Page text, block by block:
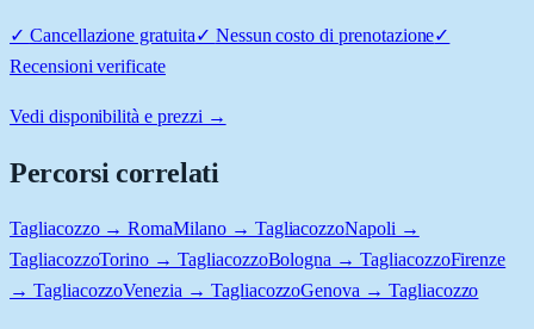
✓ Cancellazione gratuita✓ Nessun costo di prenotazione✓
Recensioni verificate
Vedi disponibilità e prezzi →
Percorsi correlati
Tagliacozzo → RomaMilano → TagliacozzoNapoli →
TagliacozzoTorino → TagliacozzoBologna → TagliacozzoFirenze
→ TagliacozzoVenezia → TagliacozzoGenova → Tagliacozzo